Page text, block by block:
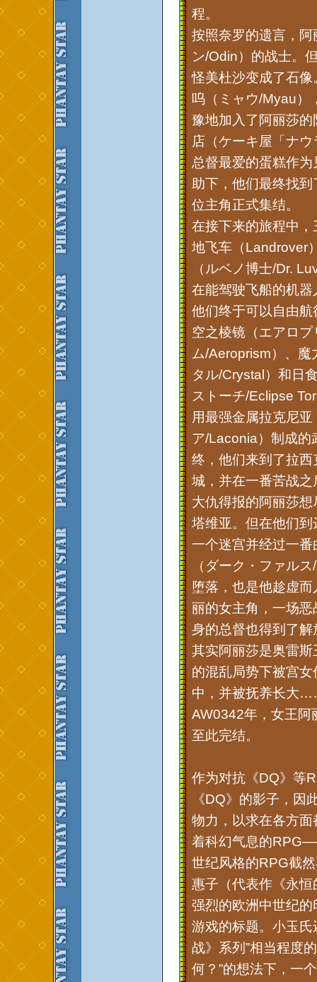
程。
按照奈罗的遗言，
ン/Odin）的战士。
怪美杜沙变成了石
呜（ミャウ/Myau）
豫地加入了阿丽莎
店（ケーキ屋「ナ
总督最爱的蛋糕作
助下，他们最终找
位主角正式集结。
在接下来的旅程中
地飞车（Landrover
（ルベノ博士/Dr.
在能驾驶飞船的机
他们终于可以自由
空之棱镜（エアロプ
ム/Aeroprism）、魔
タル/Crystal）和日
ストーチ/Eclipse
用最强金属拉克尼亚
ア/Laconia）制成的
终，他们来到了拉
城，并在一番苦战
大仇得报的阿丽莎
塔维亚。但在他们
一个迷宫并经过一
（ダーク・ファル
堕落，也是他趁虚
丽的女主角，一场
身的总督也得到了
其实阿丽莎是奥雷
的混乱局势下被宫
中，并被抚养长大
AW0342年，女王阿
至此完结。
作为对抗《DQ》等
《DQ》的影子，因
物力，以求在各方
着科幻气息的
世纪风格的RPG截
惠子（代表作《永恒
强烈的欧洲中世纪的
游戏的标题。小玉
战》系列”相当程度
何？”的想法下，一